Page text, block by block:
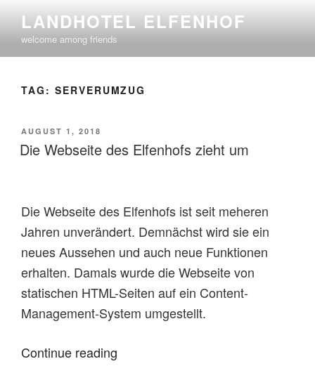
content
LANDHOTEL ELFENHOF
welcome among friends
TAG: SERVERUMZUG
POSTED
ON
AUGUST 1, 2018
Die Webseite des Elfenhofs zieht um
Die Webseite des Elfenhofs ist seit meheren
Jahren unverändert. Demnächst wird sie ein
neues Aussehen und auch neue Funktionen
erhalten. Damals wurde die Webseite von
statischen HTML-Seiten auf ein Content-
Management-System umgestellt.
Continue reading